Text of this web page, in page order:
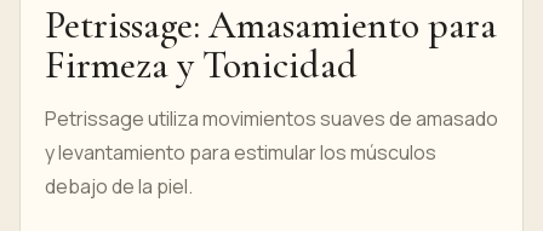
Petrissage: Amasamiento para
Firmeza y Tonicidad
Petrissage utiliza movimientos suaves de amasado
y levantamiento para estimular los músculos
debajo de la piel.